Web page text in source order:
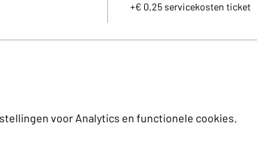
+€ 0,25 servicekosten ticket
voor Analytics en functionele cookies.